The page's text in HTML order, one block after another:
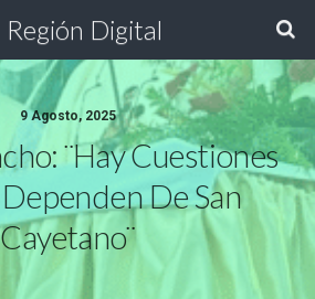
Región Digital
9 Agosto, 2025
¨hay Cuestiones
De San
Cayetano¨